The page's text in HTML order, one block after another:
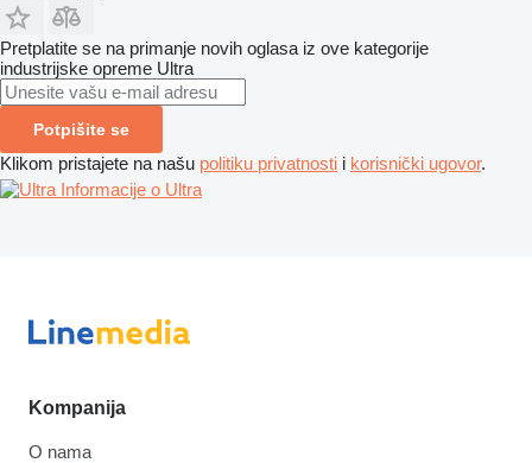
Pretplatite se na primanje novih oglasa iz ove kategorije
industrijske opreme Ultra
Potpišite se
Klikom pristajete na našu politiku privatnosti i korisnički ugovor.
Informacije o Ultra
Kompanija
O nama